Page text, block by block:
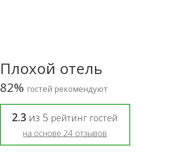
Плохой отель
82% гостей рекомендуют
2.3 из 5 рейтинг гостей
на основе 24 отзывов